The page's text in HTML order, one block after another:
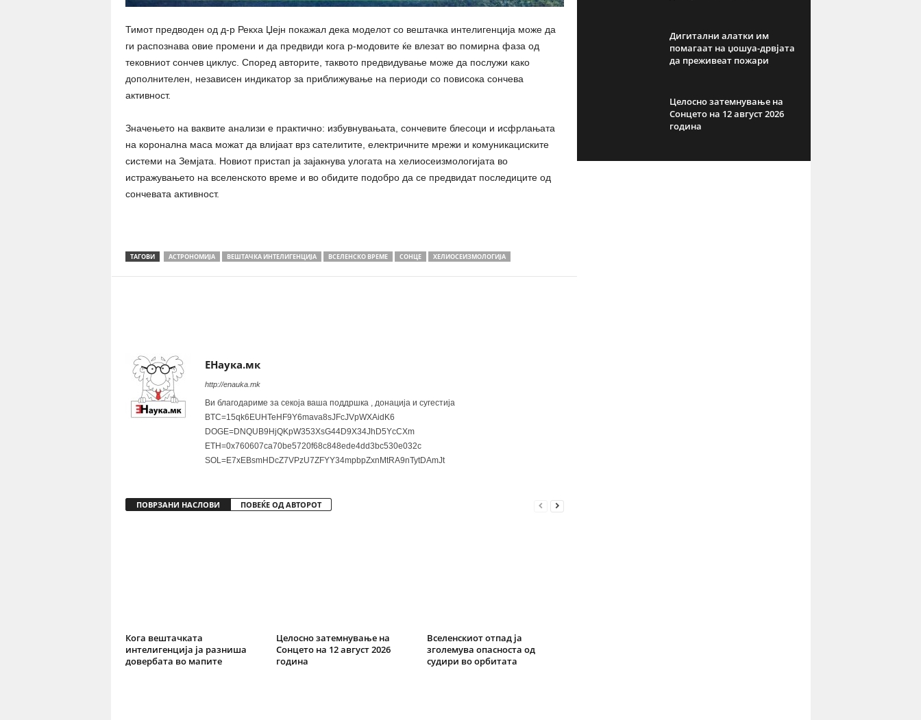
Тимот предводен од д-р Рекха Џејн покажал дека моделот со вештачка интелигенција може да
ги распознава овие промени и да предвиди кога p-модовите ќе влезат во помирна фаза од
тековниот сончев циклус. Според авторите, таквото предвидување може да послужи како
дополнителен, независен индикатор за приближување на периоди со повисока сончева
активност.
Значењето на ваквите анализи е практично: избувнувањата, сончевите блесоци и исфрлањата
на коронална маса можат да влијаат врз сателитите, електричните мрежи и комуникациските
системи на Земјата. Новиот пристап ја зајакнува улогата на хелиосеизмологијата во
истражувањето на вселенското време и во обидите подобро да се предвидат последиците од
сончевата активност.
ТАГОВИ АСТРОНОМИЈА ВЕШТАЧКА ИНТЕЛИГЕНЦИЈА ВСЕЛЕНСКО ВРЕМЕ СОНЦЕ ХЕЛИОСЕИЗМОЛОГИЈА
ЕНаука.мк
http://enauka.mk
Ви благодариме за секоја ваша поддршка , донација и сугестија
BTC=15qk6EUHTeHF9Y6mava8sJFcJVpWXAidK6
DOGE=DNQUB9HjQKpW353XsG44D9X34JhD5YcCXm
ETH=0x760607ca70be5720f68c848ede4dd3bc530e032c
SOL=E7xEBsmHDcZ7VPzU7ZFYY34mpbpZxnMtRA9nTytDAmJt
ПОВРЗАНИ НАСЛОВИ ПОВЕЌЕ ОД АВТОРОТ
Кога вештачката
интелигенција ја разниша
довербата во мапите
Целосно затемнување на
Сонцето на 12 август 2026
година
Вселенскиот отпад ја
зголемува опасноста од
судири во орбитата
Дигитални алатки им
помагаат на џошуа-дрвјата
да преживеат пожари
Целосно затемнување на
Сонцето на 12 август 2026
година